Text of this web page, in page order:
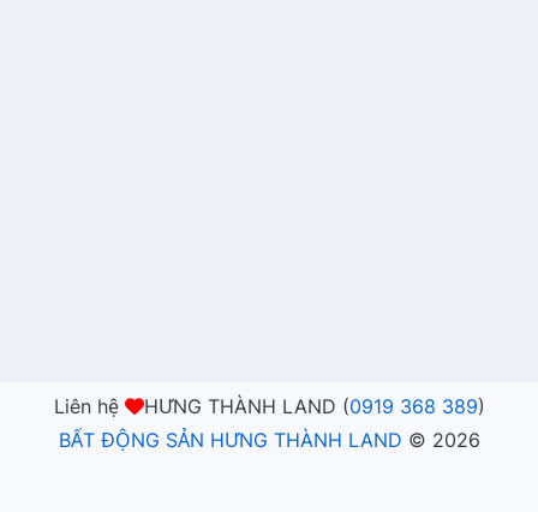
Liên hệ HƯNG THÀNH LAND (0919 368 389)
BẤT ĐỘNG SẢN HƯNG THÀNH LAND © 2026